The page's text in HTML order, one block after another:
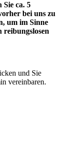
ca. 5
bei uns zu
um im Sinne
reibungslosen
und Sie
vereinbaren.